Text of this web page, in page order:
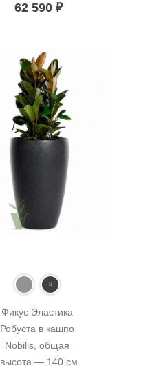
62 590₽
Фикус Эластика
Робуста в кашпо
Nobilis, общая
высота — 140 см